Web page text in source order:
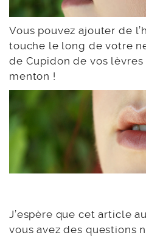
Vous pouvez ajouter de
touche le long de votre
de Cupidon de vos
menton !
J’espère que cet article
vous avez des questions